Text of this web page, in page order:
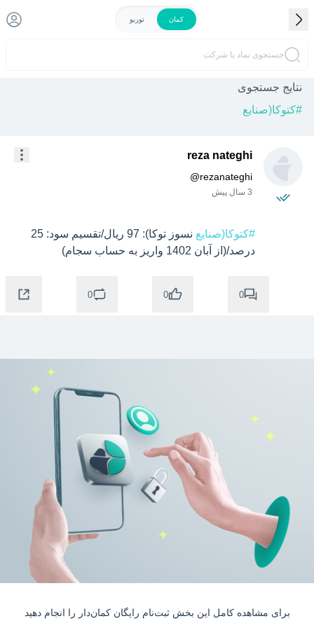
کمان توربو
جستجوی نماد یا شرکت
نتایج جستجوی
#کتوکا(صنایع
reza nateghi
@rezanateghi
3 سال پیش
#کتوکا(صنایع
درصد/(از آبان 1402 واریز به حساب سجام)
0
0
0
برای مشاهده کامل این بخش ثبت‌نام رایگان کمان‌دار را انجام دهید